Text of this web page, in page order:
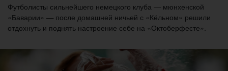
Футболисты сильнейшего немецкого клуба — мюнхенской
«Баварии» — после домашней ничьей с «Кёльном» решили
отдохнуть и поднять настроение себе на «Октоберфесте».